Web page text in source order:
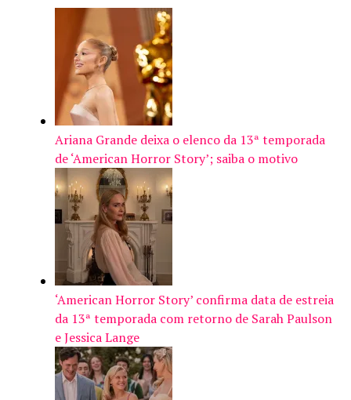
Ariana Grande deixa o elenco da 13ª temporada
de ‘American Horror Story’; saiba o motivo
‘American Horror Story’ confirma data de estreia
da 13ª temporada com retorno de Sarah Paulson
e Jessica Lange